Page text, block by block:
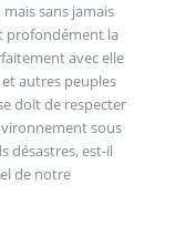
sans jamais
profondément la
avec elle
autres peuples
doit de respecter
sous
désastres, est-il
de notre